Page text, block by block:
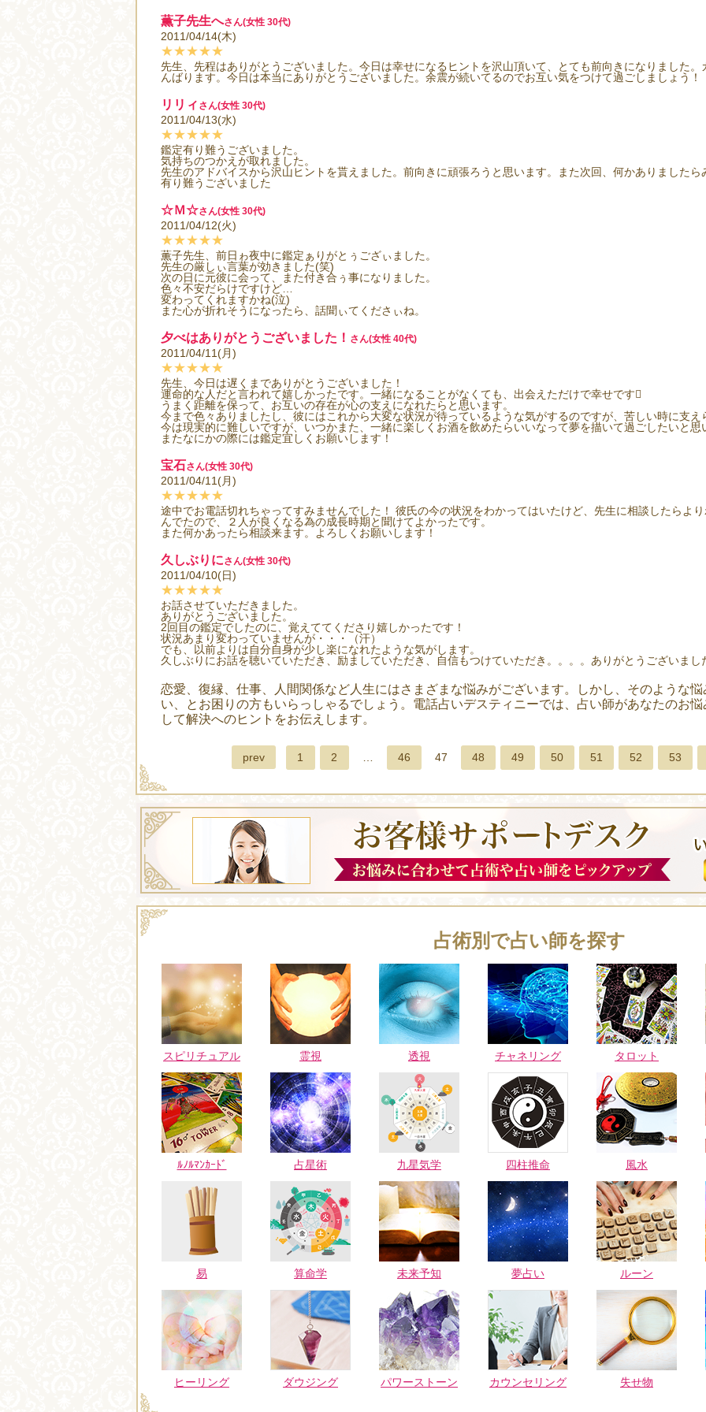
薫子先生へさん(女性 30代)
2011/04/14(木)
★★★★★
先生、先程はありがとうございました。今日は幸せになるヒントを沢山頂いて、とても前向きになりました
んばります。今日は本当にありがとうございました。余震が続いてるのでお互い気をつけて過ごしましょう！
リリィ さん(女性 30代)
2011/04/13(水)
★★★★★
鑑定有り難うございました。
気持ちのつかえが取れました。
先生のアドバイスから沢山ヒントを貰えました。前向きに頑張ろうと思います。また次回、何かありました
有り難うございました
☆Ｍ☆さん(女性 30代)
2011/04/12(火)
★★★★★
薫子先生、前日ゎ夜中に鑑定ぁりがとぅござぃました。
先生の厳しぃ言葉が効きました(笑)
次の日に元彼に会って、また付き合ぅ事になりました。
色々不安だらけですけど…
変わってくれますかね(泣)
また心が折れそうになったら、話聞ぃてくださぃね。
夕べはありがとうございました！ さん(女性 40代)
2011/04/11(月)
★★★★★
先生、今日は遅くまでありがとうございました！
運命的な人だと言われて嬉しかったです。一緒になることがなくても、出会えただけで幸せです
うまく距離を保って、お互いの存在が心の支えになれたらと思います。
今まで色々ありましたし、彼にはこれから大変な状況が待っているような気がするのですが、苦しい時に支
今は現実的に難しいですが、いつかまた、一緒に楽しくお酒を飲めたらいいなって夢を描いて過ごしたいと思
またなにかの際には鑑定宜しくお願いします！
宝石さん(女性 30代)
2011/04/11(月)
★★★★★
途中でお電話切れちゃってすみませんでした！ 彼氏の今の状況をわかってはいたけど、先生に相談したらよ
んでたので、２人が良くなる為の成長時期と聞けてよかったです。
また何かあったら相談来ます。よろしくお願いします！
久しぶりにさん(女性 30代)
2011/04/10(日)
★★★★★
お話させていただきました。
ありがとうございました。
2回目の鑑定でしたのに、覚えててくださり嬉しかったです！
状況あまり変わっていませんが・・・（汗）
でも、以前よりは自分自身が少し楽になれたような気がします。
久しぶりにお話を聴いていただき、励ましていただき、自信もつけていただき。。。。ありがとうございまし
恋愛、復縁、仕事、人間関係など人生にはさまざまな悩みがございます。しかし、そのような
い、とお困りの方もいらっしゃるでしょう。電話占いデスティニーでは、占い師があなたのお
して解決へのヒントをお伝えします。
prev 1 2 … 46 47 48 49 50 51 52 53
占術別で占い師を探す
スピリチュアル 霊視 透視 チャネリング タロット
ﾙﾉﾙﾏﾝｶｰﾄﾞ 占星術 九星気学 四柱推命 風水
易 算命学 未来予知 夢占い ルーン
ヒーリング ダウジング パワーストーン カウンセリング 失せ物